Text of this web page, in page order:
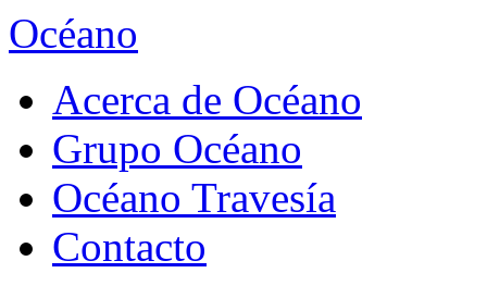
Océano
Acerca de Océano
Grupo Océano
Océano Travesía
Contacto